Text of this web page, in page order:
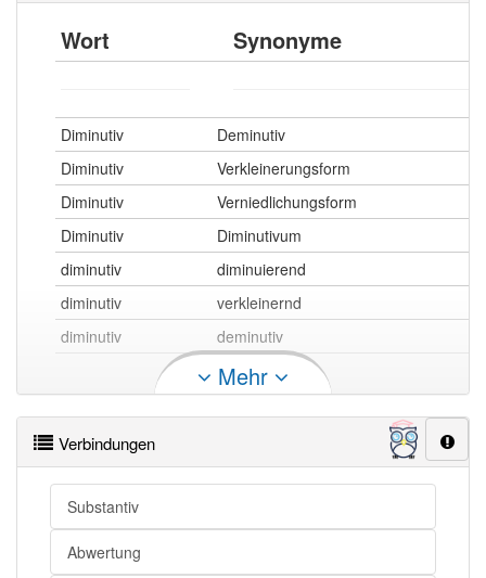
Wort Synonyme
Diminutiv
Deminutiv
Diminutiv
Verkleinerungsform
Diminutiv
Verniedlichungsform
Diminutiv
Diminutivum
diminutiv
diminuierend
diminutiv
verkleinernd
diminutiv
deminutiv
Mehr
Verbindungen
Substantiv
Abwertung